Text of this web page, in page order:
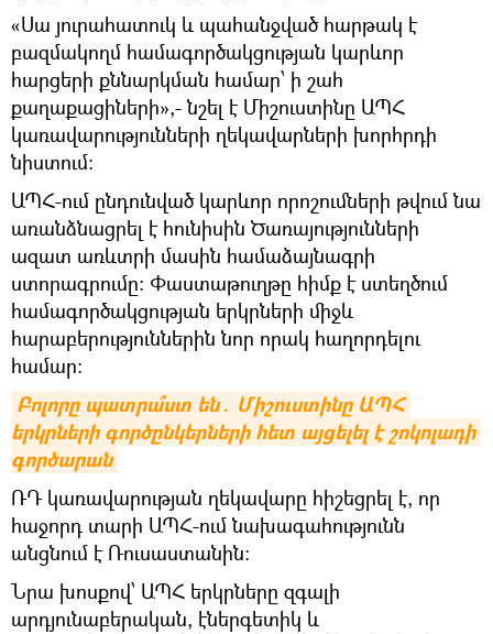
«Սա յուրահատուկ և պահանջված հարթակ է
բազմակողմ համագործակցության կարևոր
հարցերի քննարկման համար՝ ի շահ
քաղաքացիների»,- նշել է Միշուստինը ԱՊՀ
կառավարությունների ղեկավարների խորհրդի
նիստում:
ԱՊՀ-ում ընդունված կարևոր որոշումների թվում նա
առանձնացրել է հունիսին Ծառայությունների
ազատ առևտրի մասին համաձայնագրի
ստորագրումը: Փաստաթուղթը հիմք է ստեղծում
համագործակցության երկրների միջև
հարաբերություններին նոր որակ հաղորդելու
համար։
Բոլորը պատրա՞ստ են․ Միշուստինը ԱՊՀ
երկրների գործընկերների հետ այցելել է շոկոլադի
գործարան
ՌԴ կառավարության ղեկավարը հիշեցրել է, որ
հաջորդ տարի ԱՊՀ-ում նախագահությունն
անցնում է Ռուսաստանին:
Նրա խոսքով՝ ԱՊՀ երկրները զգալի
արդյունաբերական, էներգետիկ և